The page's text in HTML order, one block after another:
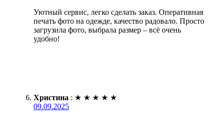
Уютный сервис, легко сделать заказ. Оперативная
печать фото на одежде, качество радовало. Просто
загрузила фото, выбрала размер – всё очень
удобно!
Христина : ★ ★ ★ ★ ★
09.09.2025